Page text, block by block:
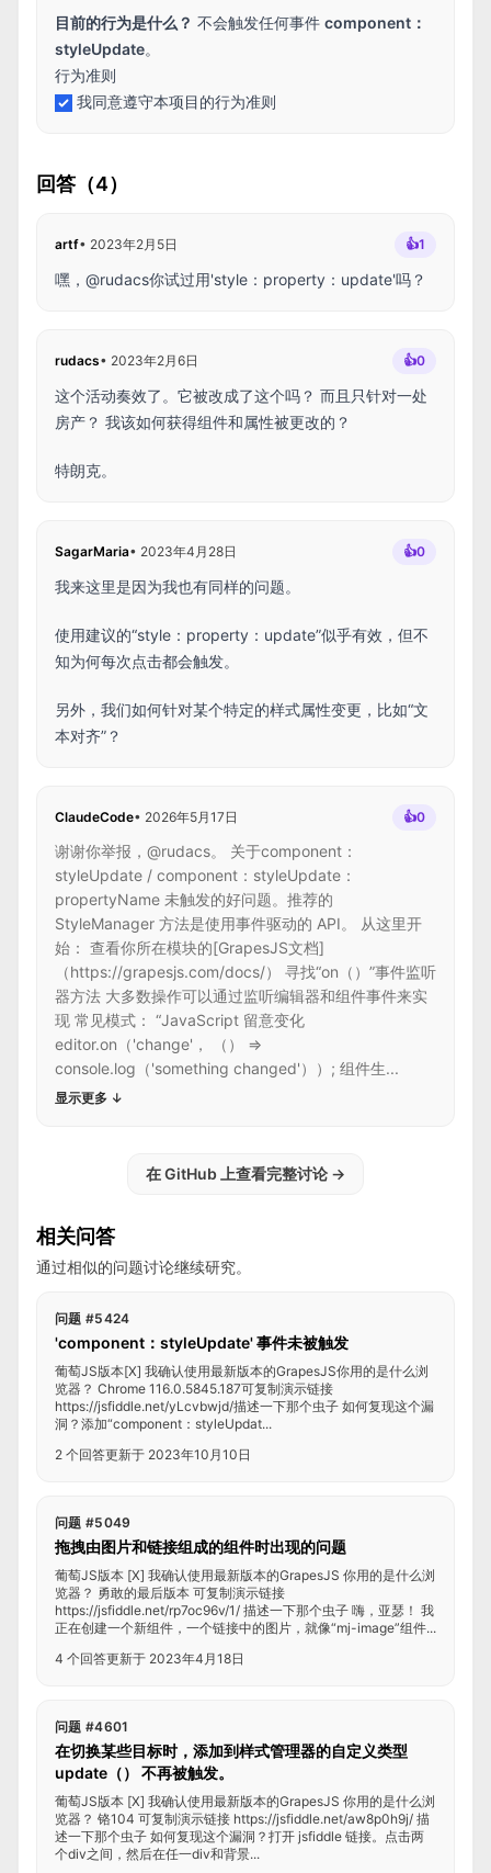
目前的行为是什么？ 不会触发任何事件 component：
styleUpdate。
行为准则
我同意遵守本项目的行为准则
回答（4）
artf• 2023年2月5日 👍1
嘿，@rudacs你试过用'style：property：update'吗？
rudacs• 2023年2月6日 👍0
这个活动奏效了。它被改成了这个吗？ 而且只针对一处
房产？ 我该如何获得组件和属性被更改的？
特朗克。
SagarMaria• 2023年4月28日 👍0
我来这里是因为我也有同样的问题。
使用建议的“style：property：update”似乎有效，但不
知为何每次点击都会触发。
另外，我们如何针对某个特定的样式属性变更，比如“文
本对齐”？
ClaudeCode• 2026年5月17日 👍0
谢谢你举报，@rudacs。 关于component：
styleUpdate / component：styleUpdate：
propertyName 未触发的好问题。推荐的
StyleManager 方法是使用事件驱动的 API。 从这里开
始： 查看你所在模块的[GrapesJS文档]
（https://grapesjs.com/docs/） 寻找“on（）”事件监听
器方法 大多数操作可以通过监听编辑器和组件事件来实
现 常见模式： “JavaScript 留意变化
editor.on（'change'， （） =>
console.log（'something changed'））; 组件生...
显示更多 ↓
在 GitHub 上查看完整讨论 →
相关问答
通过相似的问题讨论继续研究。
问题 #5424
'component：styleUpdate' 事件未被触发
葡萄JS版本[X] 我确认使用最新版本的GrapesJS你用的是什么浏
览器？ Chrome 116.0.5845.187可复制演示链接
https://jsfiddle.net/yLcvbwjd/描述一下那个虫子 如何复现这个漏
洞？添加“component：styleUpdat...
2 个回答更新于 2023年10月10日
问题 #5049
拖拽由图片和链接组成的组件时出现的问题
葡萄JS版本 [X] 我确认使用最新版本的GrapesJS 你用的是什么浏
览器？ 勇敢的最后版本 可复制演示链接
https://jsfiddle.net/rp7oc96v/1/ 描述一下那个虫子 嗨，亚瑟！ 我
正在创建一个新组件，一个链接中的图片，就像“mj-image”组件...
4 个回答更新于 2023年4月18日
问题 #4601
在切换某些目标时，添加到样式管理器的自定义类型
update（） 不再被触发。
葡萄JS版本 [X] 我确认使用最新版本的GrapesJS 你用的是什么浏
览器？ 铬104 可复制演示链接 https://jsfiddle.net/aw8p0h9j/ 描
述一下那个虫子 如何复现这个漏洞？打开 jsfiddle 链接。点击两
个div之间，然后在任一div和背景...